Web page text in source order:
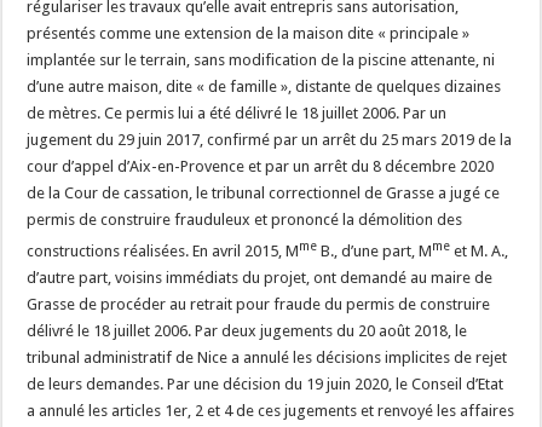
régulariser les travaux qu’elle avait entrepris sans autorisation,
présentés comme une extension de la maison dite « principale »
implantée sur le terrain, sans modification de la piscine attenante, ni
d’une autre maison, dite « de famille », distante de quelques dizaines
de mètres. Ce permis lui a été délivré le 18 juillet 2006. Par un
jugement du 29 juin 2017, confirmé par un arrêt du 25 mars 2019 de la
cour d’appel d’Aix-en-Provence et par un arrêt du 8 décembre 2020
de la Cour de cassation, le tribunal correctionnel de Grasse a jugé ce
permis de construire frauduleux et prononcé la démolition des
constructions réalisées. En avril 2015, Mme B., d’une part, Mme et M. A.,
d’autre part, voisins immédiats du projet, ont demandé au maire de
Grasse de procéder au retrait pour fraude du permis de construire
délivré le 18 juillet 2006. Par deux jugements du 20 août 2018, le
tribunal administratif de Nice a annulé les décisions implicites de rejet
de leurs demandes. Par une décision du 19 juin 2020, le Conseil d’Etat
a annulé les articles 1er, 2 et 4 de ces jugements et renvoyé les affaires